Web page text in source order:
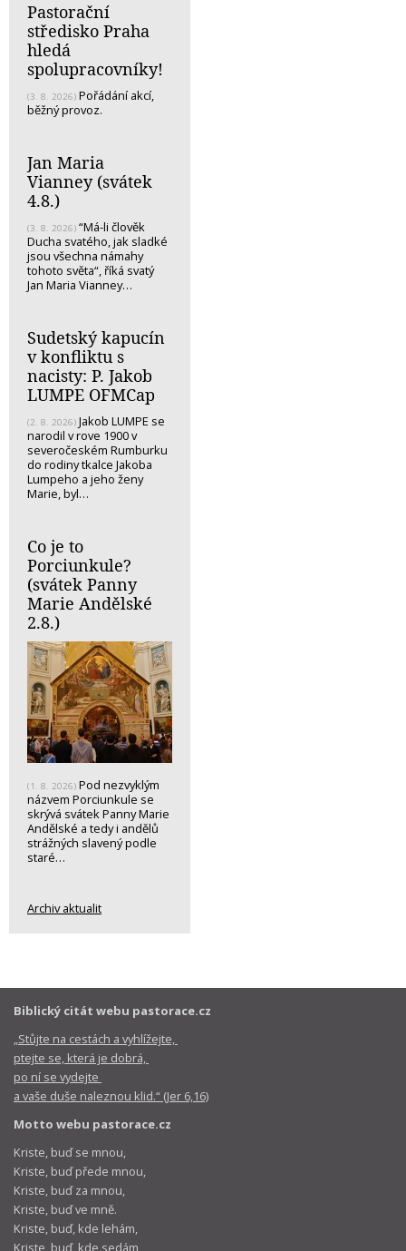
Pastorační
středisko Praha
hledá
spolupracovníky!
(3. 8. 2026) Pořádání akcí,
běžný provoz.
Jan Maria
Vianney (svátek
4.8.)
(3. 8. 2026) “Má-li člověk
Ducha svatého, jak sladké
jsou všechna námahy
tohoto světa“, říká svatý
Jan Maria Vianney…
Sudetský kapucín
v konfliktu s
nacisty: P. Jakob
LUMPE OFMCap
(2. 8. 2026) Jakob LUMPE se
narodil v rove 1900 v
severočeském Rumburku
do rodiny tkalce Jakoba
Lumpeho a jeho ženy
Marie, byl…
Co je to
Porciunkule?
(svátek Panny
Marie Andělské
2.8.)
(1. 8. 2026) Pod nezvyklým
názvem Porciunkule se
skrývá svátek Panny Marie
Andělské a tedy i andělů
strážných slavený podle
staré…
Archiv aktualit
Biblický citát webu pastorace.cz
„Stůjte na cestách a vyhlížejte,
ptejte se, která je dobrá,
po ní se vydejte
a vaše duše naleznou klid.“ (Jer 6,16)
Motto webu pastorace.cz
Kriste, buď se mnou,
Kriste, buď přede mnou,
Kriste, buď za mnou,
Kriste, buď ve mně.
Kriste, buď, kde lehám,
Kriste, buď, kde sedám,